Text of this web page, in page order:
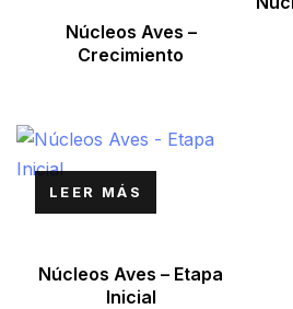
Núcleos Aves –
Crecimiento
LEER MÁS
Núcleos Aves – Etapa
Inicial